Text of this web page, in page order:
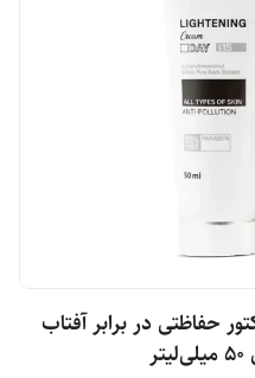
حفاظتی در برابر آفتاب